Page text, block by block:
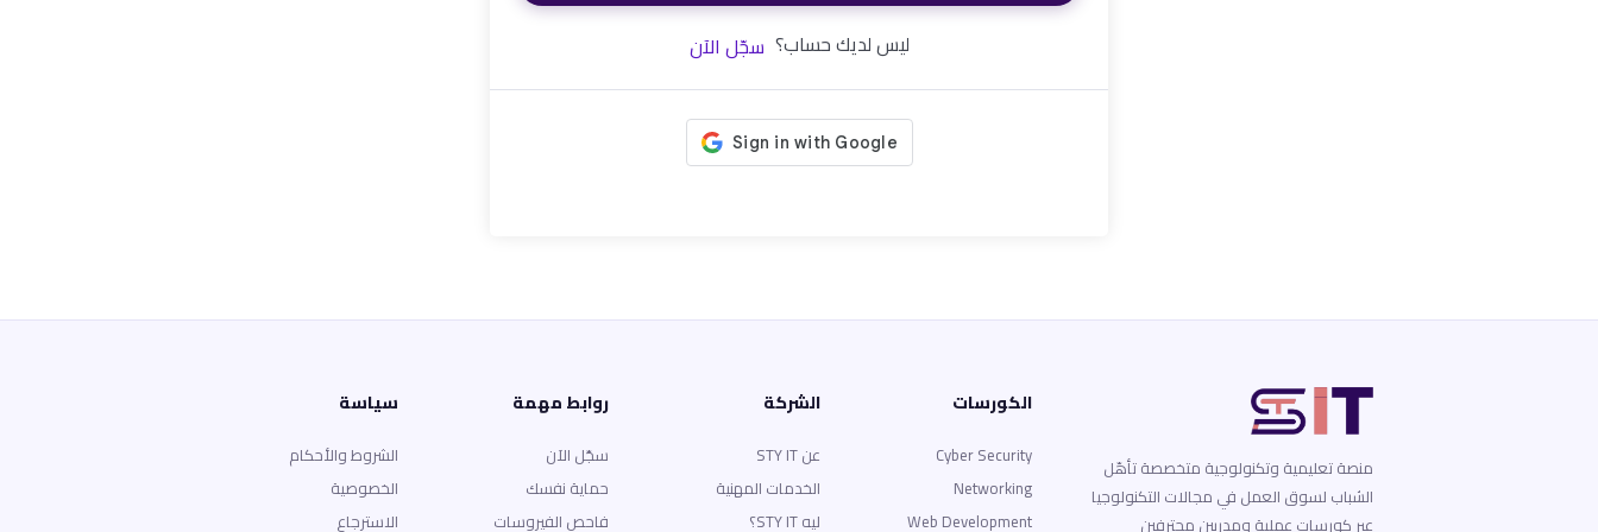
ليس لديك حساب؟ سجّل الآن
منصة تعليمية وتكنولوجية متخصصة تأهّل
الشباب لسوق العمل في مجالات التكنولوجيا
عبر كورسات عملية ومدربين محترفين
الكورسات
Cyber Security
Networking
Web Development
الشركة
عن STY IT
الخدمات المهنية
ليه STY IT؟
روابط مهمة
سجّل الآن
حماية نفسك
فاحص الفيروسات
سياسة
الشروط والأحكام
الخصوصية
الاسترجاع